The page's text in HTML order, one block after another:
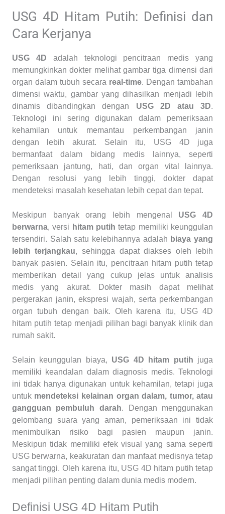
USG 4D Hitam Putih: Definisi dan
Cara Kerjanya
USG 4D adalah teknologi pencitraan medis yang
memungkinkan dokter melihat gambar tiga dimensi dari
organ dalam tubuh secara real-time. Dengan tambahan
dimensi waktu, gambar yang dihasilkan menjadi lebih
dinamis dibandingkan dengan USG 2D atau 3D.
Teknologi ini sering digunakan dalam pemeriksaan
kehamilan untuk memantau perkembangan janin
dengan lebih akurat. Selain itu, USG 4D juga
bermanfaat dalam bidang medis lainnya, seperti
pemeriksaan jantung, hati, dan organ vital lainnya.
Dengan resolusi yang lebih tinggi, dokter dapat
mendeteksi masalah kesehatan lebih cepat dan tepat.
Meskipun banyak orang lebih mengenal USG 4D
berwarna, versi hitam putih tetap memiliki keunggulan
tersendiri. Salah satu kelebihannya adalah biaya yang
lebih terjangkau, sehingga dapat diakses oleh lebih
banyak pasien. Selain itu, pencitraan hitam putih tetap
memberikan detail yang cukup jelas untuk analisis
medis yang akurat. Dokter masih dapat melihat
pergerakan janin, ekspresi wajah, serta perkembangan
organ tubuh dengan baik. Oleh karena itu, USG 4D
hitam putih tetap menjadi pilihan bagi banyak klinik dan
rumah sakit.
Selain keunggulan biaya, USG 4D hitam putih juga
memiliki keandalan dalam diagnosis medis. Teknologi
ini tidak hanya digunakan untuk kehamilan, tetapi juga
untuk mendeteksi kelainan organ dalam, tumor, atau
gangguan pembuluh darah. Dengan menggunakan
gelombang suara yang aman, pemeriksaan ini tidak
menimbulkan risiko bagi pasien maupun janin.
Meskipun tidak memiliki efek visual yang sama seperti
USG berwarna, keakuratan dan manfaat medisnya tetap
sangat tinggi. Oleh karena itu, USG 4D hitam putih tetap
menjadi pilihan penting dalam dunia medis modern.
Definisi USG 4D Hitam Putih